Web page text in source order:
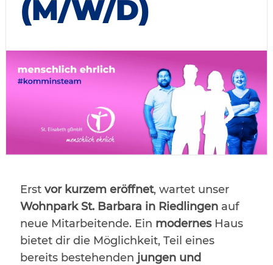
(M/W/D)
Erst vor kurzem eröffnet, wartet unser
Wohnpark St. Barbara in Riedlingenauf
neue Mitarbeitende. Ein modernes Haus
bietet dir die Möglichkeit, Teil eines
bereits bestehenden jungen und